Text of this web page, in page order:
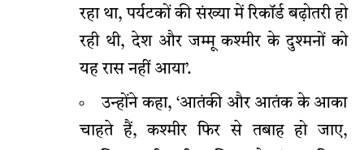
रहा था, पर्यटकों की संख्या में रिकॉर्ड बढ़ोतरी हो
रही थी, देश और जम्मू कश्मीर के दुश्मनों को
यह रास नहीं आया’.
उन्होंने कहा, ‘आतंकी और आतंक के आका
चाहते हैं, कश्मीर फिर से तबाह हो जाए,